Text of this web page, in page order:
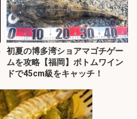
初夏の博多湾ショアマゴチゲー
ムを攻略【福岡】ボトムワイン
ドで45cm級をキャッチ！